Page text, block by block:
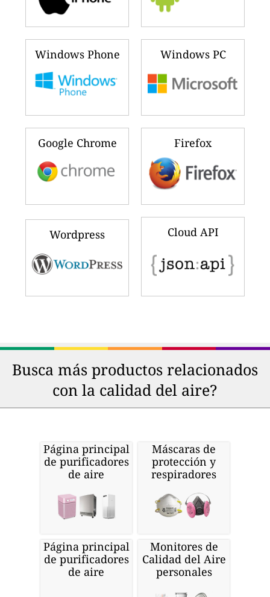
Windows Phone Windows PC
Google Chrome Firefox
Wordpress Cloud API
Busca más productos relacionados
con la calidad del aire?
Página principal
de purificadores
de aire
Máscaras de
protección y
respiradores
Página principal
de purificadores
de aire
Monitores de
Calidad del Aire
personales